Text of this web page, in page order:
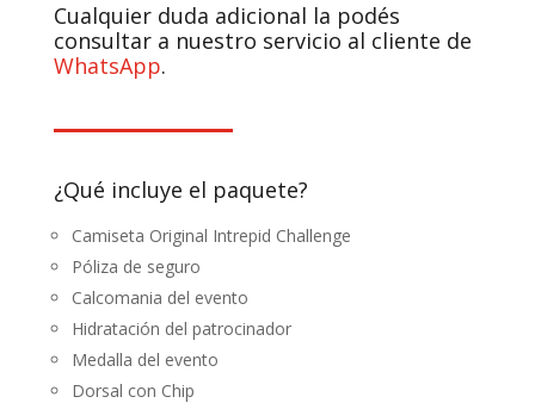
Cualquier duda adicional la podés
consultar a nuestro servicio al cliente de
WhatsApp.
¿Qué incluye el paquete?
Camiseta Original Intrepid Challenge
Póliza de seguro
Calcomania del evento
Hidratación del patrocinador
Medalla del evento
Dorsal con Chip